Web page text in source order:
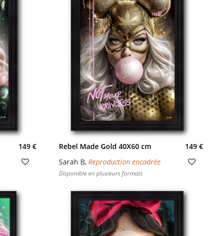
149 €
Rebel Made Gold 40X60 cm
149 €
Sarah B,Reproduction encadrée
Disponible en plusieurs formats